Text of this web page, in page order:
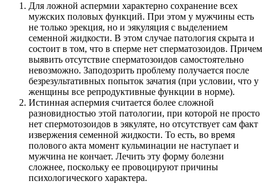
Для ложной аспермии характерно сохранение всех
мужских половых функций. При этом у мужчины есть
не только эрекция, но и эякуляция с выделением
семенной жидкости. В этом случае патология скрыта и
состоит в том, что в сперме нет сперматозоидов. Причем
выявить отсутствие сперматозоидов самостоятельно
невозможно. Заподозрить проблему получается после
безрезультативных попыток зачатия (при условии, что у
женщины все репродуктивные функции в норме).
Истинная аспермия считается более сложной
разновидностью этой патологии, при которой не просто
нет спермотозоидов в эякуляте, но отсутствует сам факт
извержения семенной жидкости. То есть, во время
полового акта момент кульминации не наступает и
мужчина не кончает. Лечить эту форму болезни
сложнее, поскольку ее провоцируют причины
психологического характера.